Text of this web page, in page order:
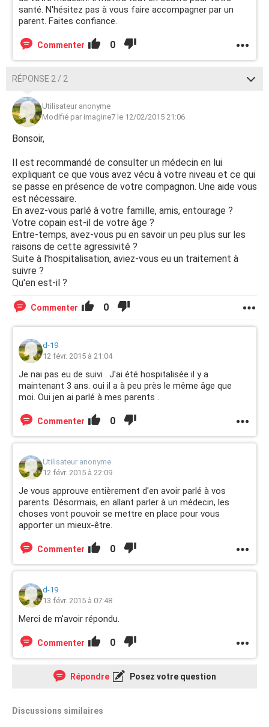
santé. N'hésitez pas à vous faire accompagner par un
parent. Faites confiance.
Commenter 0
RÉPONSE 2 / 2
Utilisateur anonyme
Modifié par imagine7 le 12/02/2015 21:06
Bonsoir,
Il est recommandé de consulter un médecin en lui
expliquant ce que vous avez vécu à votre niveau et ce qui
se passe en présence de votre compagnon. Une aide vous
est nécessaire.
En avez-vous parlé à votre famille, amis, entourage ?
Votre copain est-il de votre âge ?
Entre-temps, avez-vous pu en savoir un peu plus sur les
raisons de cette agressivité ?
Suite à l'hospitalisation, aviez-vous eu un traitement à
suivre ?
Qu'en est-il ?
Commenter 0
d-19
12 févr. 2015 à 21:04
Je nai pas eu de suivi . J'ai été hospitalisée il y a
maintenant 3 ans. oui il a à peu près le même âge que
moi. Oui jen ai parlé à mes parents .
Commenter 0
Utilisateur anonyme
12 févr. 2015 à 22:09
Je vous approuve entièrement d'en avoir parlé à vos
parents. Désormais, en allant parler à un médecin, les
choses vont pouvoir se mettre en place pour vous
apporter un mieux-être.
Commenter 0
d-19
13 févr. 2015 à 07:48
Merci de m'avoir répondu.
Commenter 0
Répondre Posez votre question
Discussions similaires